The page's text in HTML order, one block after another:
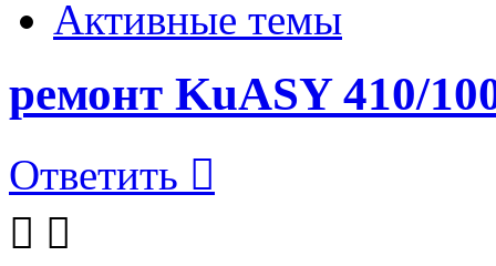
Активные темы
ремонт KuASY 410/
Ответить